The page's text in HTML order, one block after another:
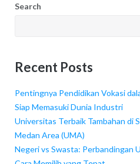
Search
Recent Posts
Pentingnya Pendidikan Vokasi
Siap Memasuki Dunia Industri
Universitas Terbaik Tambahan di
Medan Area (UMA)
Negeri vs Swasta: Perbandingan